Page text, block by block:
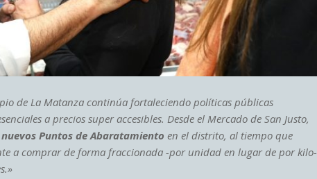
de La Matanza continúa fortaleciendo políticas públicas
a precios super accesibles. Desde el Mercado de San Justo,
Puntos de Abaratamiento en el distrito, al tiempo que
a comprar de forma fraccionada -por unidad en lugar de por kilo-